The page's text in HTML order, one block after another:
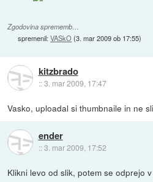
Zgodovina sprememb…
spremenil:VASkO(3. mar 2009 ob 17:55)
kitzbrado
::3. mar 2009, 17:47
Vasko, uploadal si thumbnaile in ne
ender
::3. mar 2009, 17:52
Klikni levo od slik, potem se odprejo